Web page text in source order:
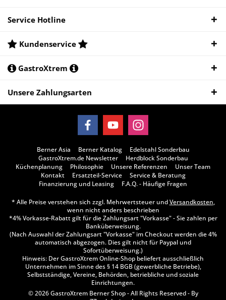
Service Hotline
Kundenservice
GastroXtrem
Unsere Zahlungsarten
Berner Asia Berner Katalog
Edelstahl Sonderbau
GastroXtrem.de Newsletter
Herdblock Sonderbau
Küchenplanung
Philosophie Unsere Referenzen
Unser Team
Kontakt
Ersatzteil-Service
Service & Beratung
Finanzierung und Leasing
F.A.Q. - Häufige Fragen
* Alle Preise verstehen sich zzgl. Mehrwertsteuer undVersandkosten,
wenn nicht anders beschrieben
*4% Vorkasse-Rabatt gilt für die Zahlungsart "Vorkasse" - Sie zahlen per
Banküberweisung.
(Nach Auswahl der Zahlungsart "Vorkasse" im Checkout werden die 4%
automatisch abgezogen. Dies gilt nicht für Paypal und
Sofortüberweisung.)
Hinweis: Der GastroXtrem Online-Shop beliefert ausschließlich
Unternehmen im Sinne des § 14 BGB (gewerbliche Betriebe),
Selbstständige, Vereine, Behörden, betriebliche und soziale
Einrichtungen.
© 2026 GastroXtrem Berner Shop - All Rights Reserved - By